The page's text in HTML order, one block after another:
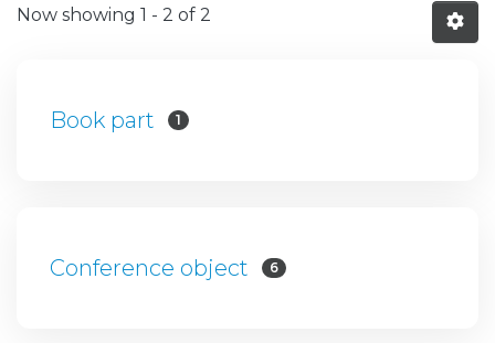
Now showing 1 - 2 of 2
Book part 1
Conference object 6